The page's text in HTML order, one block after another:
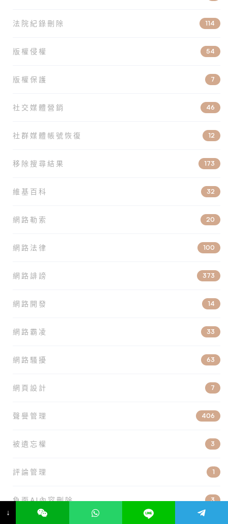
法院紀錄刪除 114
版權侵權 54
版權保護 7
社交媒體營銷 46
社群媒體帳號恢復 12
移除搜尋結果 173
維基百科 32
網路勒索 20
網路法律 100
網路誹謗 373
網路開發 14
網路霸凌 33
網路騷擾 63
網頁設計 7
聲譽管理 406
被遺忘權 3
評論管理 1
負面AI內容刪除 3
↓